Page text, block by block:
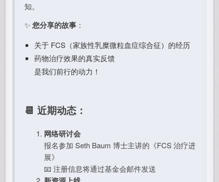
知。
✨您分享的故事 ：
关于 FCS（家族性乳糜微粒血症综合征）的经历
药物治疗效果的真实反馈
是我们前行的动力！
📆 近期动态：
网络研讨会
报名参加 Seth Baum 博士主讲的《FCS 治疗进
展》
📧 注册信息将通过基金会邮件发送